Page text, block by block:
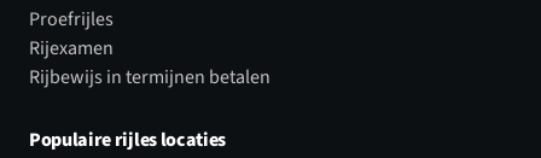
Proefrijles
Rijexamen
Rijbewijs in termijnen betalen
Populaire rijles locaties